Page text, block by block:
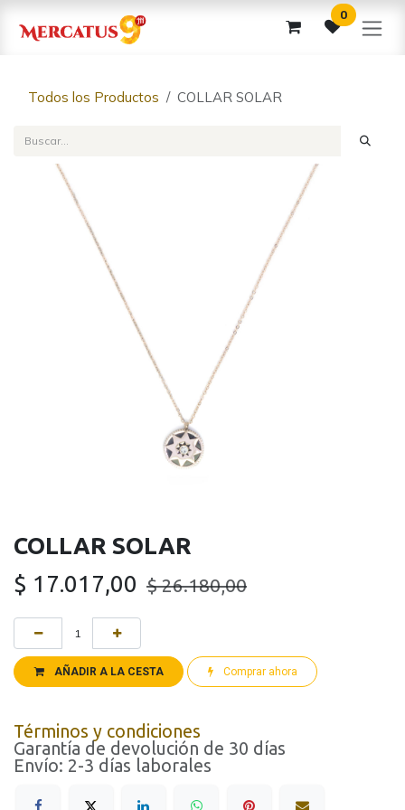
0
Todos los Productos COLLAR SOLAR
COLLAR SOLAR
$ 17.017,00 $26.180,00
AÑADIR A LA CESTA Comprar ahora
Términos y condiciones
Garantía de devolución de 30 días
Envío: 2-3 días laborales